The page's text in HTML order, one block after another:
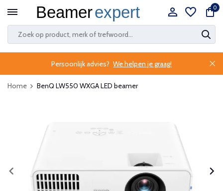
0
Persoonlijk advies? We helpen je graag!
Home BenQ LW550 WXGA LED beamer